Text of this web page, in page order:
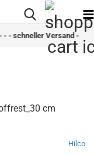
Versand - - - -
cm
Hilco